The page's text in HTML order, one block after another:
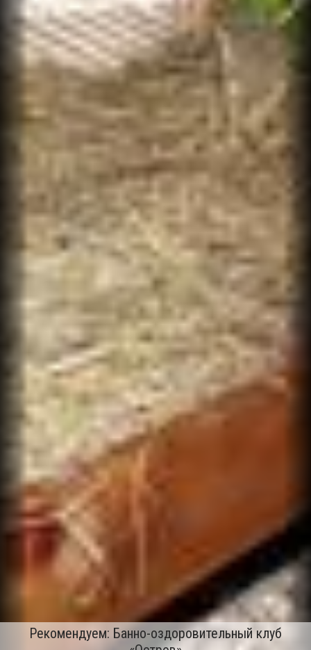
Рекомендуем: Банно-оздоровительный клуб